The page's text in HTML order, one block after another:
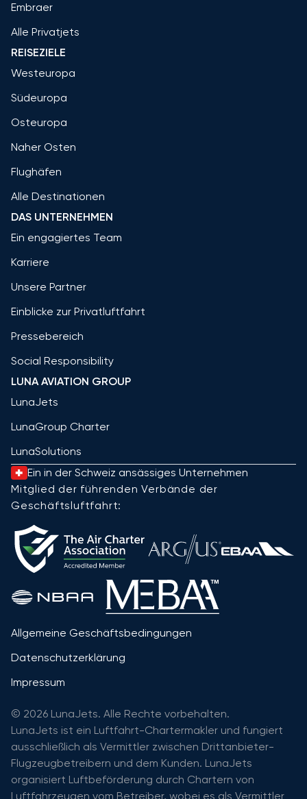
Embraer
Alle Privatjets
REISEZIELE
Westeuropa
Südeuropa
Osteuropa
Naher Osten
Flughäfen
Alle Destinationen
DAS UNTERNEHMEN
Ein engagiertes Team
Karriere
Unsere Partner
Einblicke zur Privatluftfahrt
Pressebereich
Social Responsibility
LUNA AVIATION GROUP
LunaJets
LunaGroup Charter
LunaSolutions
Ein in der Schweiz ansässiges Unternehmen
Mitglied der führenden Verbände der
Geschäftsluftfahrt:
Allgemeine Geschäftsbedingungen
Datenschutzerklärung
Impressum
© 2026 LunaJets. Alle Rechte vorbehalten.
LunaJets ist ein Luftfahrt-Chartermakler und fungiert
ausschließlich als Vermittler zwischen Drittanbieter-
Flugzeugbetreibern und dem Kunden. LunaJets
organisiert Luftbeförderung durch Chartern von
Luftfahrzeugen vom Betreiber, wobei es als Vermittler